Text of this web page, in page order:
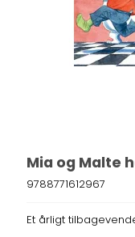
Mia og Malte
9788771612967
Et årligt